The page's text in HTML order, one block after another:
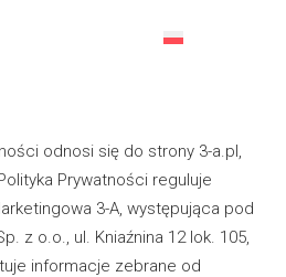
odnosi się do strony 3-a.pl,
Prywatności reguluje
3-A, występująca pod
z o.o., ul. Kniaźnina 12 lok. 105,
informacje zebrane od